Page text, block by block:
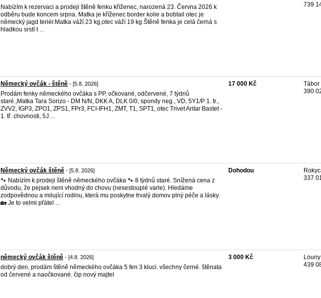
Nabízím k rezervaci a prodeji štěně fenku kříženec, narozená 23. Června 2026 k
odběru bude koncem srpna. Matka je kříženec border kolie a bobtail otec je
německý jagd teriér.Matka váží 23 kg,otec váží 19 kg.Štěně fenka je celá černá s
hladkou srstí t ...
739
Německý ovčák - štěně - [5.8. 2026]
Prodám fenky německého ovčáka s PP, očkované, odčervené, 7 týdnů
staré.,Matka Tara Sorizo - DM N/N, DKK A, DLK 0/0, spondy neg., VD, 5Y1/P 1. tr.,
ZVV2, IGP3, ZPO1, ZPS1, FPr3, FCI-IFH1, ZMT, T1, SPT1, otec Trivet Aritar Bastet -
1. tř. chovnosti, 5J ...
17 000 Kč
Tábor
390
Německý ovčák štěně - [5.8. 2026]
🐾 Nabízím k prodeji štěně německého ovčáka 🐾 8 týdnů staré. Snížená cena z
důvodu, že pejsek neni vhodný do chovu (nesestouplé varle). Hledáme
zodpovědnou a milující rodinu, která mu poskytne trvalý domov plný péče a lásky.
🏡 Je to velmi přátel ...
Dohodou
337
německý ovčák štěně - [4.8. 2026]
dobrý den, prodám štěně německého ovčáka 5 fen 3 kluci. všechny černé. štěnata
od červené a naočkované. čip nový majtel
3 000 Kč
Louny
439